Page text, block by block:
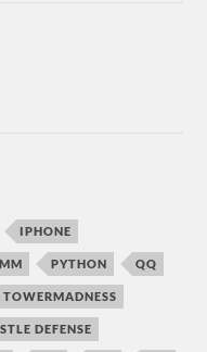
IPHONE
MM PYTHON QQ
TOWERMADNESS
DEFENSE